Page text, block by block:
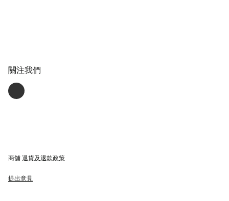
關注我們
商舖 退貨及退款政策
提出意見